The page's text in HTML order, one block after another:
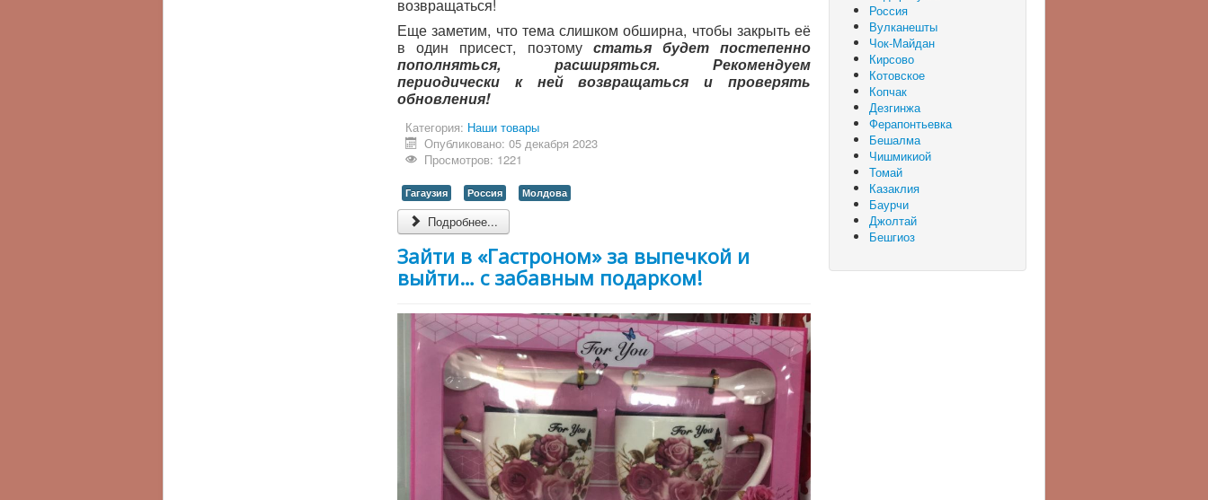
возвращаться!
Еще заметим, что тема слишком обширна, чтобы закрыть её
в один присест, поэтому статья будет постепенно
пополняться, расширяться. Рекомендуем
периодически к ней возвращаться и проверять
обновления!
Категория: Наши товары
Опубликовано: 05 декабря 2023
Просмотров: 1221
Гагаузия Россия Молдова
Подробнее...
Зайти в «Гастроном» за выпечкой и
выйти… с забавным подарком!
Россия
Вулканешты
Чок-Майдан
Кирсово
Котовское
Копчак
Дезгинжа
Ферапонтьевка
Бешалма
Чишмикиой
Томай
Казаклия
Баурчи
Джолтай
Бешгиоз